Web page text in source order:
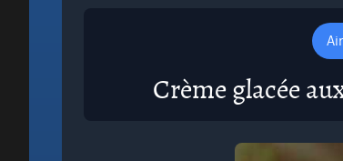
Crème glacée